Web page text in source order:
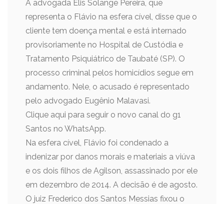
A advogada Elis Solange Pereira, que
representa o Flávio na esfera cível, disse que o
cliente tem doença mental e está internado
provisoriamente no Hospital de Custódia e
Tratamento Psiquiátrico de Taubaté (SP). O
processo criminal pelos homicídios segue em
andamento. Nele, o acusado é representado
pelo advogado Eugênio Malavasi.
Clique aqui para seguir o novo canal do g1
Santos no WhatsApp.
Na esfera cível, Flávio foi condenado a
indenizar por danos morais e materiais a viúva
e os dois filhos de Agilson, assassinado por ele
em dezembro de 2014. A decisão é de agosto.
O juiz Frederico dos Santos Messias fixou o